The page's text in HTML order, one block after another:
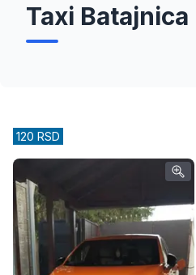
Taxi Batajnica
120 RSD